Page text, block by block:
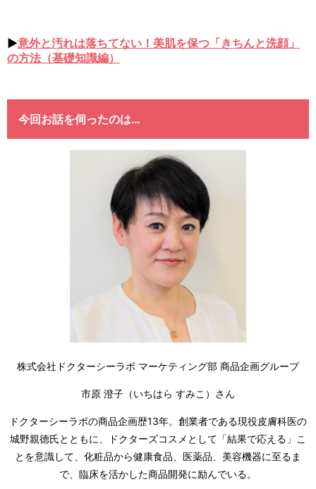
▶意外と汚れは落ちてない！美肌を保つ「きちんと洗顔」
の方法（基礎知識編）
今回お話を伺ったのは…
株式会社ドクターシーラボ マーケティング部 商品企画グループ
市原 澄子（いちはら すみこ）さん
ドクターシーラボの商品企画歴13年。創業者である現役皮膚科医の
城野親德氏とともに、ドクターズコスメとして「結果で応える」こ
とを意識して、化粧品から健康食品、医薬品、美容機器に至るま
で、臨床を活かした商品開発に励んでいる。